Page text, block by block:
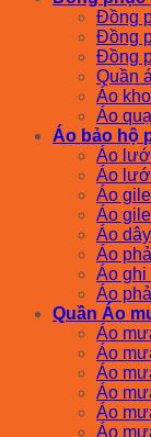
Đồng
Đồng
Đồng
Quần
Áo
Áo
Áo bảo hộ
Áo
Áo
Áo
Áo
Áo
Áo
Áo ghi
Áo
Quần Áo
Áo
Áo
Áo
Áo
Áo
Áo